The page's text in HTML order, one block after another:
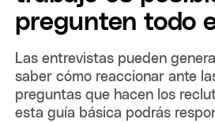
pregunten todo
Las entrevistas pueden
saber cómo reaccionar ante
preguntas que hacen los
esta guía básica podrás